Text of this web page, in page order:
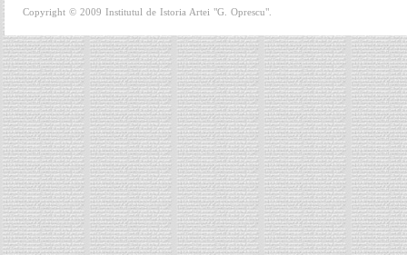
Copyright © 2009 Institutul de Istoria Artei "G. Oprescu".